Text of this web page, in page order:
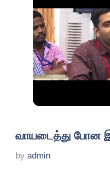
வாயடைத்து போன
by admin